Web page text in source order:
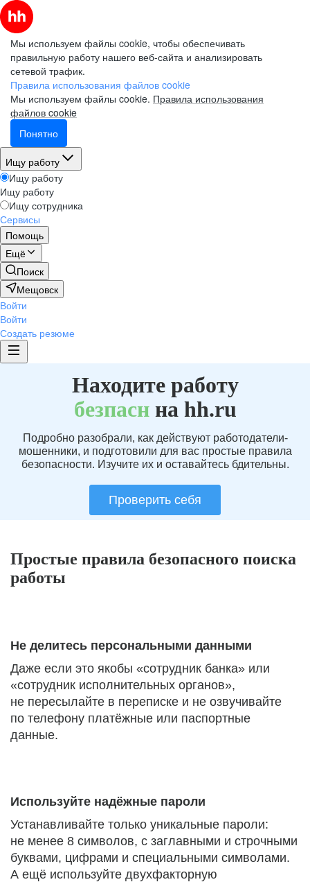
Мы используем файлы cookie, чтобы обеспечивать
правильную работу нашего веб-сайта и анализировать
сетевой трафик.
Правила использования файлов cookie
Мы используем файлы cookie. Правила использования
файлов cookie
Понятно
Ищу работу
Ищу работу
Ищу работу
Ищу сотрудника
Сервисы
Помощь
Ещё
Поиск
Мещовск
Войти
Войти
Создать резюме
Находите работу
безпаснна hh.ru
Подробно разобрали, как действуют работодатели-
мошенники, и подготовили для вас простые правила
безопасности. Изучите их и оставайтесь бдительны.
Проверить себя
Простые правила безопасного поиска
работы
Не делитесь персональными данными
Даже если это якобы «сотрудник банка» или
«сотрудник исполнительных органов»,
не пересылайте в переписке и не озвучивайте
по телефону платёжные или паспортные
данные.
Используйте надёжные пароли
Устанавливайте только уникальные пароли:
не менее 8 символов, с заглавными и строчными
буквами, цифрами и специальными символами.
А ещё используйте двухфакторную